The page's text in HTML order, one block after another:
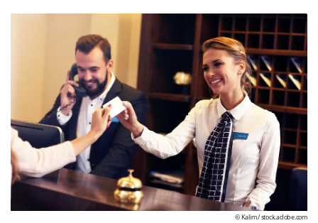
© Kalim /stock.adobe.com